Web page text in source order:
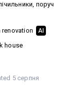
поруч
renovation AI
house
5 серпня